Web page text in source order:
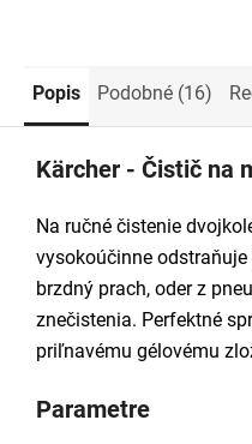
Popis Podobné (16)
Kärcher - Čistič na
Na ručné čistenie
vysokoúčinne
brzdný prach, oder z
znečistenia. Perfektné
priľnavému gélovému
Parametre